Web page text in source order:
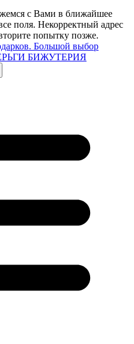
с Вами в ближайшее
поля. Некорректный адрес
попытку позже.
Большой выбор
БИЖУТЕРИЯ